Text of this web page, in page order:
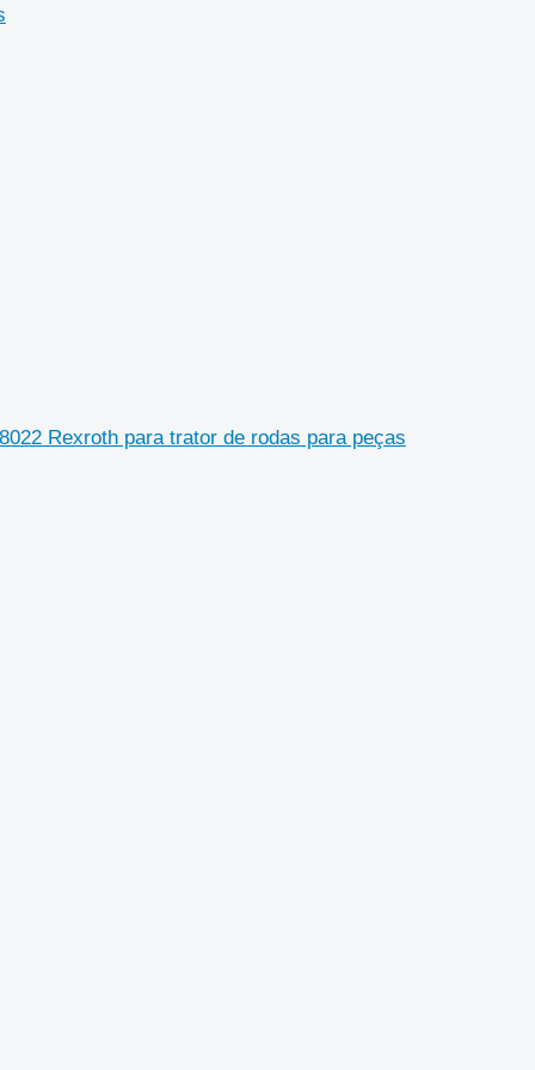
Rexroth para trator de rodas para peças